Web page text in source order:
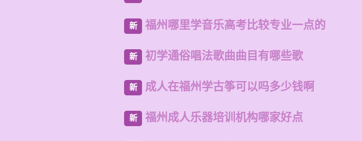
新 福州哪里学音乐高考比较专业一点的
新 初学通俗唱法歌曲曲目有哪些歌
新 成人在福州学古筝可以吗多少钱啊
新 福州成人乐器培训机构哪家好点